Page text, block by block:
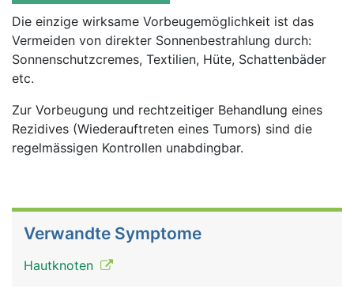
Die einzige wirksame Vorbeugemöglichkeit ist das
Vermeiden von direkter Sonnenbestrahlung durch:
Sonnenschutzcremes, Textilien, Hüte, Schattenbäder
etc.
Zur Vorbeugung und rechtzeitiger Behandlung eines
Rezidives (Wiederauftreten eines Tumors) sind die
regelmässigen Kontrollen unabdingbar.
Verwandte Symptome
Hautknoten